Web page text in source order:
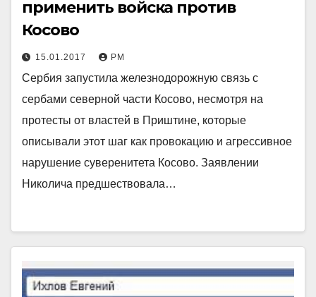
применить войска против
Косово
15.01.2017 РМ
Сербия запустила железнодорожную связь с
сербами северной части Косово, несмотря на
протесты от властей в Приштине, которые
описывали этот шаг как провокацию и агрессивное
нарушение суверенитета Косово. Заявлении
Николича предшествовала…